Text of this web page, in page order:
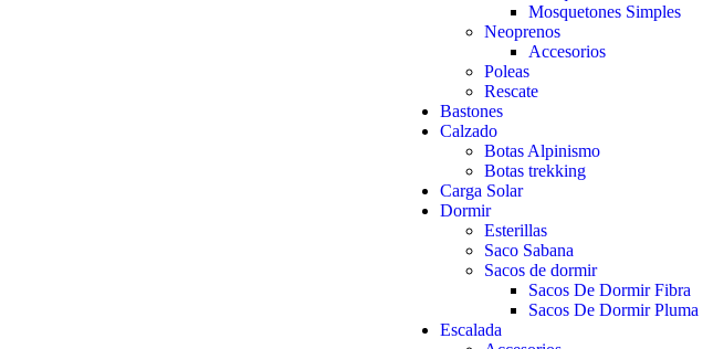
Mosquetones Simples
Neoprenos
Accesorios
Poleas
Rescate
Bastones
Calzado
Botas Alpinismo
Botas trekking
Carga Solar
Dormir
Esterillas
Saco Sabana
Sacos de dormir
Sacos De Dormir Fibra
Sacos De Dormir Pluma
Escalada